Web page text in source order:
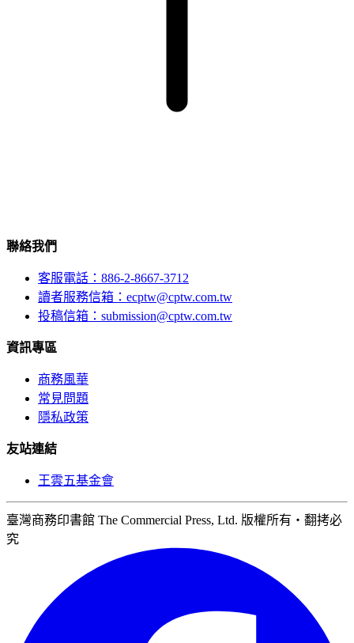
聯絡我們
客服電話：886-2-8667-3712
讀者服務信箱：ecptw@cptw.com.tw
投稿信箱： submission@cptw.com.tw
資訊專區
商務風華
常見問題
隱私政策
友站連結
王雲五基金會
臺灣商務印書館 The Commercial Press, Ltd. 版權所有‧翻拷必
究